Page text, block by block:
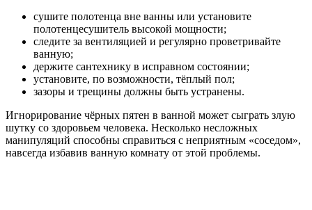
сушите полотенца вне ванны или установите
полотенцесушитель высокой мощности;
следите за вентиляцией и регулярно проветривайте
ванную;
держите сантехнику в исправном состоянии;
установите, по возможности, тёплый пол;
зазоры и трещины должны быть устранены.
Игнорирование чёрных пятен в ванной может сыграть злую
шутку со здоровьем человека. Несколько несложных
манипуляций способны справиться с неприятным «соседом»,
навсегда избавив ванную комнату от этой проблемы.